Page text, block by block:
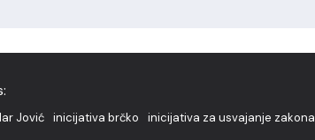
Jović inicijativa brčko inicijativa za usvajanje zakona